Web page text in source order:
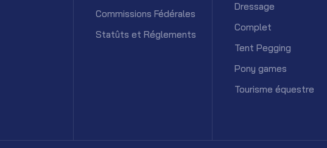
Commissions Fédérales
Statûts et Réglements
Dressage
Complet
Tent Pegging
Pony games
Tourisme équestre